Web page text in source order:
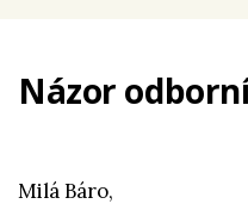
Názor
Milá Báro,